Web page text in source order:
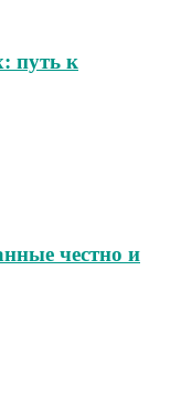
путь к
честно и